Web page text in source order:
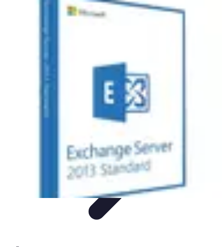
Pionieri dell'Innovazione
Tecnologie Emergenti Startup e InnovazioneEnergia e